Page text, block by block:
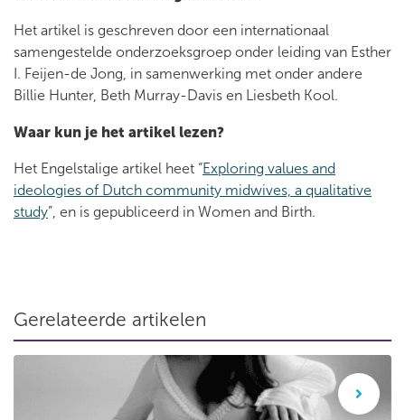
Het artikel is geschreven door een internationaal
samengestelde onderzoeksgroep onder leiding van Esther
I. Feijen-de Jong, in samenwerking met onder andere
Billie Hunter, Beth Murray-Davis en Liesbeth Kool.
Waar kun je het artikel lezen?
Het Engelstalige artikel heet “Exploring values and
ideologies of Dutch community midwives, a qualitative
study”, en is gepubliceerd in Women and Birth.
Gerelateerde artikelen
Wetenschappelijk artikel: Vooroordelen in de geboortezorg